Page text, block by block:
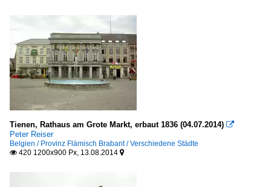
Tienen, Rathaus am Grote Markt, erbaut 1836 (04.07.2014) 
Peter Reiser
Belgien / Provinz Flämisch Brabant / Verschiedene Städte
 420 1200x900 Px, 13.08.2014 